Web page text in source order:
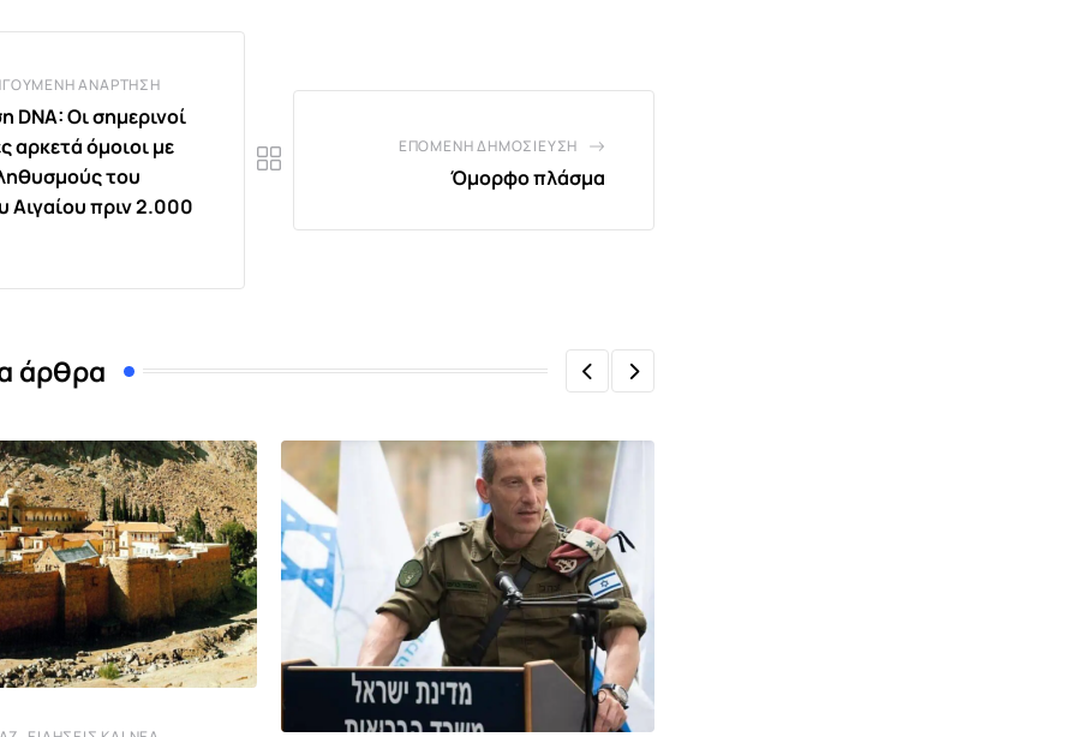
ΑΝΆΡΤΗΣΗ
DNA: Οι σημερινοί
αρκετά όμοιοι με
του
Αιγαίου πριν 2.000
ΕΠΌΜΕΝΗ ΔΗΜΟΣΊΕΥΣΗ
Όμορφο πλάσμα
άρθρα